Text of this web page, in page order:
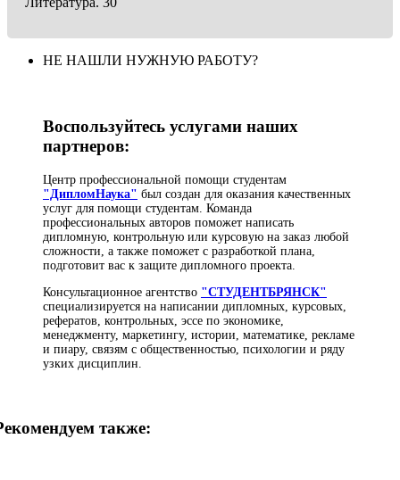
НЕ НАШЛИ НУЖНУЮ РАБОТУ?
Воспользуйтесь услугами наших
партнеров:
Центр профессиональной помощи студентам
"ДипломНаука" был создан для оказания качественных
услуг для помощи студентам. Команда
профессиональных авторов поможет написать
дипломную, контрольную или курсовую на заказ любой
сложности, а также поможет с разработкой плана,
подготовит вас к защите дипломного проекта.
Консультационное агентство "СТУДЕНТБРЯНСК"
специализируется на написании дипломных, курсовых,
рефератов, контрольных, эссе по экономике,
менеджменту, маркетингу, истории, математике, рекламе
и пиару, связям с общественностью, психологии и ряду
узких дисциплин.
также: